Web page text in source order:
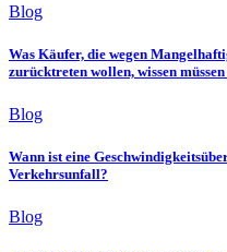
Blog
Was Käufer, die wegen
zurücktreten wollen, wissen müssen
Blog
Wann ist eine
Verkehrsunfall?
Blog